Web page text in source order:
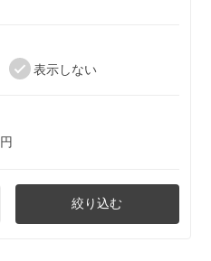
表示しない
円
絞り込む